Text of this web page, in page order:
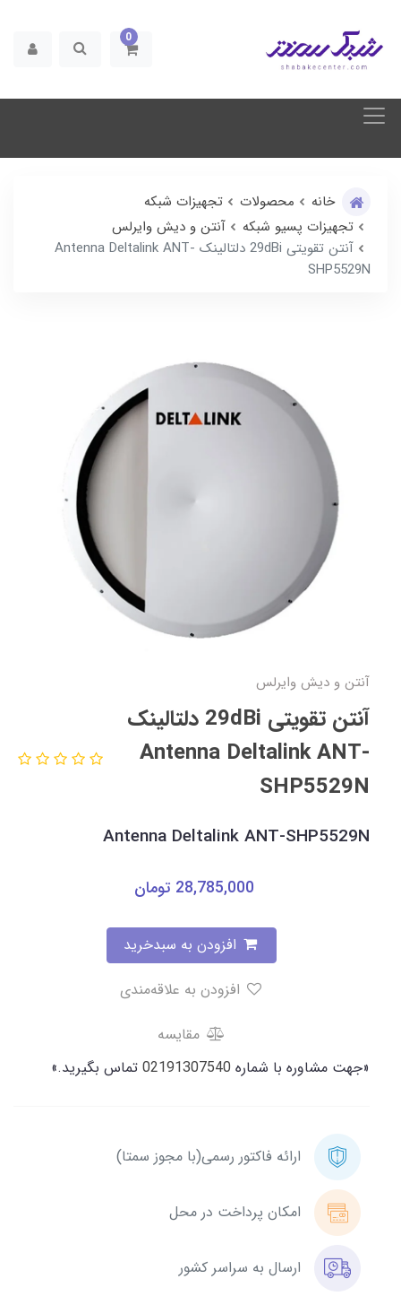
0
خانه محصولات
تجهیزات شبکه
تجهیزات پسیو شبکه
آنتن و دیش وایرلس
آنتن تقویتی 29dBi دلتالینک Antenna Deltalink ANT-
SHP5529N
آنتن و دیش وایرلس
آنتن تقویتی 29dBi دلتالینک
Antenna Deltalink ANT-
SHP5529N
Antenna Deltalink ANT-SHP5529N
28,785,000 تومان
مقایسه
«جهت مشاوره با شماره 02191307540 تماس بگیرید.»
ارائه فاکتور رسمی(با مجوز سمتا)
امکان پرداخت در محل
ارسال به سراسر کشور